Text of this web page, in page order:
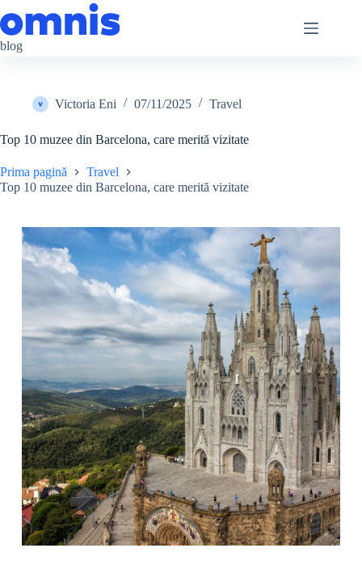
la
conținut
blog
Victoria Eni 07/11/2025 Travel
Top 10 muzee din Barcelona, care merită vizitate
Prima pagină
Travel
Top 10 muzee din Barcelona, care merită vizitate